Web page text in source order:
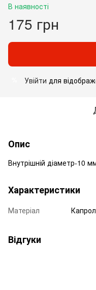
В наявності
175 грн
Увійти для
Опис
Внутрішній діаметр-10
Характеристики
Матеріал
Відгуки